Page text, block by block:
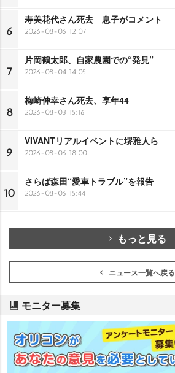
6
寿美花代さん死去 息子がコメント
2026-08-06 12:07
7
片岡鶴太郎、自家農園での“発見”
2026-08-04 14:05
8
梅崎伸幸さん死去、享年44
2026-08-03 15:16
9
VIVANTリアルイベントに堺雅人ら
2026-08-06 18:00
10
さらば森田“愛車トラブル”を報告
2026-08-06 15:44
もっと見る
ニュース一覧へ戻る
モニター募集